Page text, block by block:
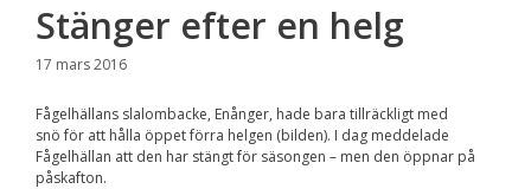
Stänger efter en helg
17 mars 2016
Fågelhällans slalombacke, Enånger, hade bara tillräckligt med
snö för att hålla öppet förra helgen (bilden). I dag meddelade
Fågelhällan att den har stängt för säsongen – men den öppnar på
påskafton.